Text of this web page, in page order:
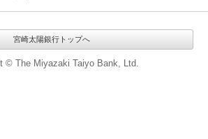
宮崎太陽銀行トップへ
© The Miyazaki Taiyo Bank, Ltd.